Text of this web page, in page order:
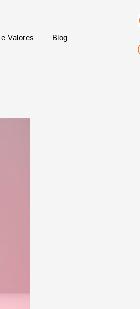
Valores Blog